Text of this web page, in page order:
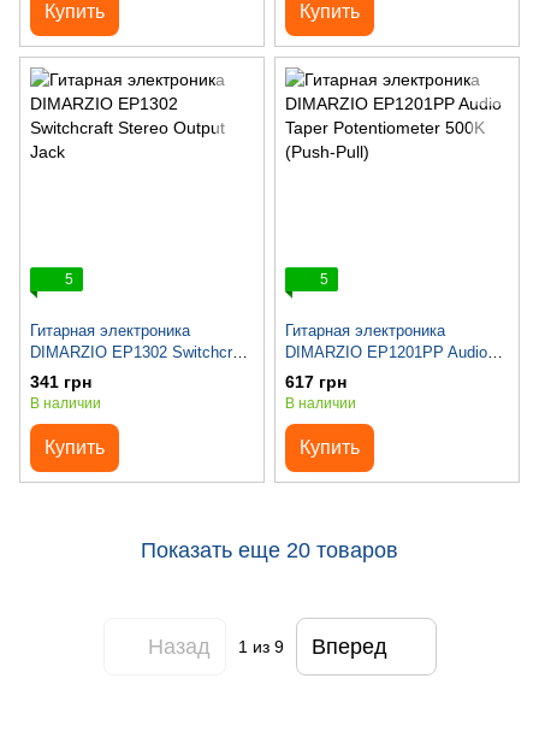
Купить Купить
5
Гитарная электроника
DIMARZIO EP1302 Switchcraft
Stereo Output Jack
341 грн
В наличии
Купить
5
Гитарная электроника
DIMARZIO EP1201PP Audio
Taper Potentiometer 500K
(Push-Pull)
617 грн
В наличии
Купить
Показать еще 20 товаров
Назад 1из 9 Вперед